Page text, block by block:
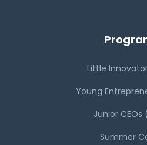
Little
Young
Junior CEOs
Summer